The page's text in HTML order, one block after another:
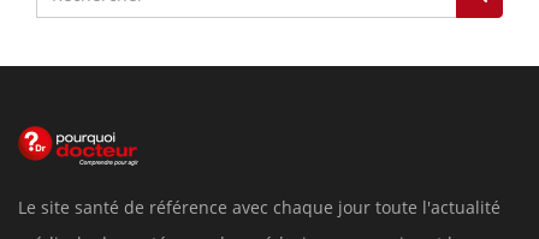
Le site santé de référence avec chaque jour toute l'actualité